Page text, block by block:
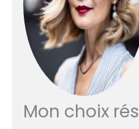
et
Mon choix